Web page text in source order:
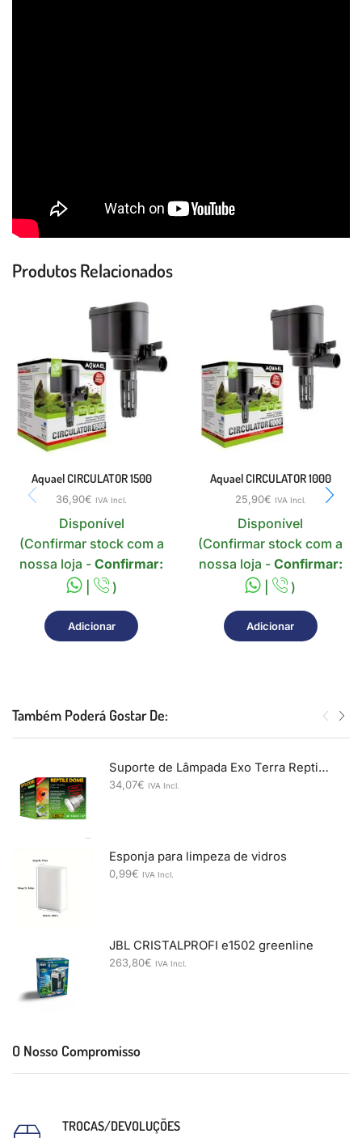
Produtos Relacionados
Aquael CIRCULATOR 1500
36,90€ IVA Incl.
Disponível
(Confirmar stock com a
nossa loja -Confirmar:
|
)
Adicionar
Aquael CIRCULATOR 1000
25,90€ IVA Incl.
Disponível
(Confirmar stock com a
nossa loja - Confirmar:
|
)
Adicionar
Também Poderá Gostar De:
Suporte de Lâmpada Exo Terra Reptile Dome Nano 10 cm
34,07€ IVA Incl.
Esponja para limpeza de vidros
0,99€ IVA Incl.
JBL CRISTALPROFI e1502 greenline
263,80€ IVA Incl.
O Nosso Compromisso
TROCAS/DEVOLUÇÕES